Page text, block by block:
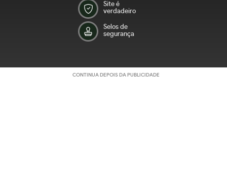
Site é
verdadeiro
Selos de
segurança
CONTINUA DEPOIS DA PUBLICIDADE